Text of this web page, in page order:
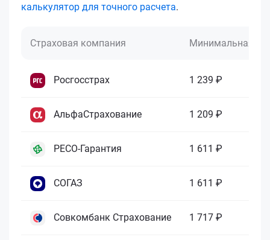
калькулятор для точного расчета.
Страховая компания Минимальная
Росгосстрах 1 239 ₽
АльфаСтрахование 1 209 ₽
РЕСО-Гарантия 1 611 ₽
СОГАЗ 1 611 ₽
Совкомбанк Страхование 1 717 ₽